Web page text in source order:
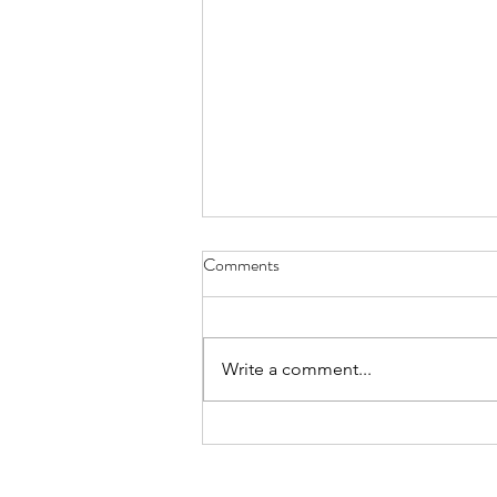
長者生蛇後會不會留下後遺
Comments
Write a comment...